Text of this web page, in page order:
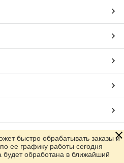
Prom.ua
быстро обрабатывать заказы и
ее графику работы сегодня
будет обработана в ближайший